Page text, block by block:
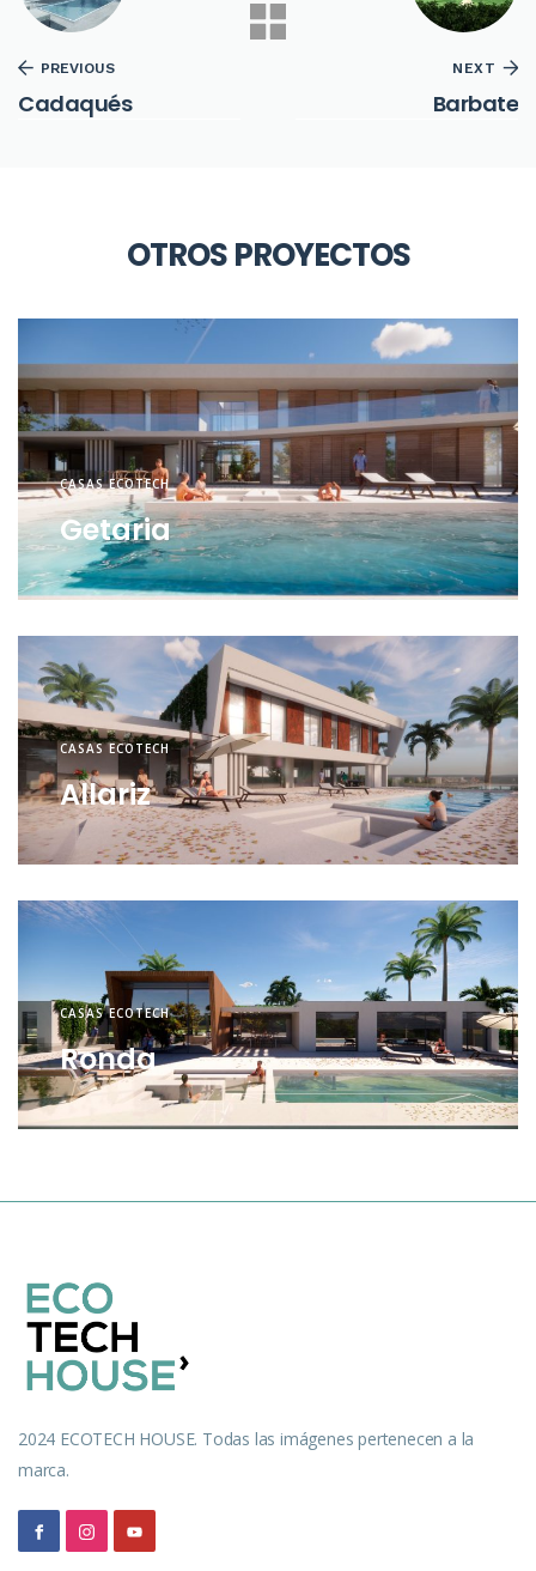
PREVIOUS
Cadaqués
NEXT
Barbate
OTROS PROYECTOS
CASAS ECOTECH
Getaria
CASAS ECOTECH
Allariz
CASAS ECOTECH
Ronda
2024 ECOTECH HOUSE. Todas las imágenes pertenecen a la
marca.